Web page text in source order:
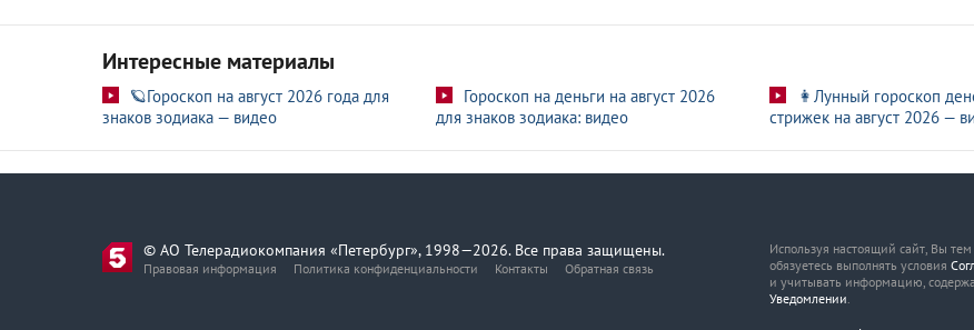
Интересные материалы
🪐Гороскоп на август 2026 года для
знаков зодиака — видео
Гороскоп на деньги на август 2026
для знаков зодиака: видео
👩Лунный гороскоп
стрижек на август 2026 —
© АО Телерадиокомпания «Петербург», 1998—2026. Все права защищены.
Правовая информация Политика конфиденциальности Контакты Обратная связь
Используя настоящий сайт, Вы
обязуетесь выполнять условия
и учитывать информацию,
Уведомлении